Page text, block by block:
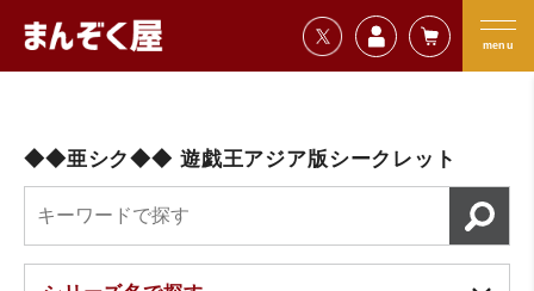
=================================
menu
まんぞく屋 格安TCG通販
◆◆亜シク◆◆ 遊戯王アジア版シークレット